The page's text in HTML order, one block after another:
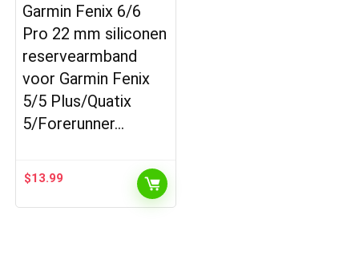
Garmin Fenix 6/6
Pro 22 mm siliconen
reservearmband
voor Garmin Fenix
5/5 Plus/Quatix
5/Forerunner…
$13.99